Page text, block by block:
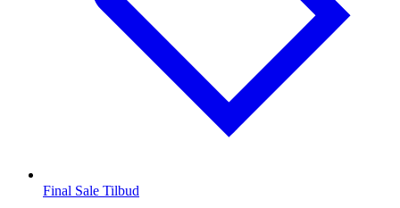
Final Sale Tilbud